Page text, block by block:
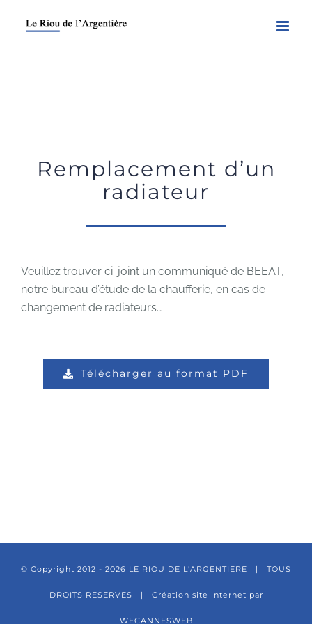
Remplacement d’un
radiateur
Veuillez trouver ci-joint un communiqué de BEEAT,
notre bureau d’étude de la chaufferie, en cas de
changement de radiateurs…
Télécharger au format PDF
© Copyright 2012 - 2026 LE RIOU DE L'ARGENTIERE | TOUS
DROITS RESERVES | Création site internet par
WECANNESWEB